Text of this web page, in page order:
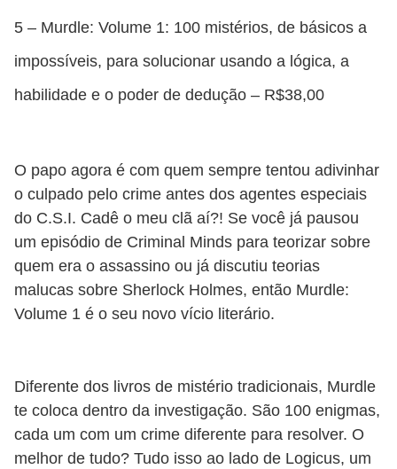
5 – Murdle: Volume 1: 100 mistérios, de básicos a
impossíveis, para solucionar usando a lógica, a
habilidade e o poder de dedução – R$38,00
O papo agora é com quem sempre tentou adivinhar
o culpado pelo crime antes dos agentes especiais
do C.S.I. Cadê o meu clã aí?! Se você já pausou
um episódio de Criminal Minds para teorizar sobre
quem era o assassino ou já discutiu teorias
malucas sobre Sherlock Holmes, então Murdle:
Volume 1 é o seu novo vício literário.
Diferente dos livros de mistério tradicionais, Murdle
te coloca dentro da investigação. São 100 enigmas,
cada um com um crime diferente para resolver. O
melhor de tudo? Tudo isso ao lado de Logicus, um